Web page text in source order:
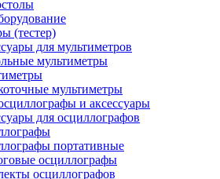
(тестер)
для мультиметров
мультиметры
мультиметры
и аксессуары
для осциллографов
портативные
осциллографы
осциллографов